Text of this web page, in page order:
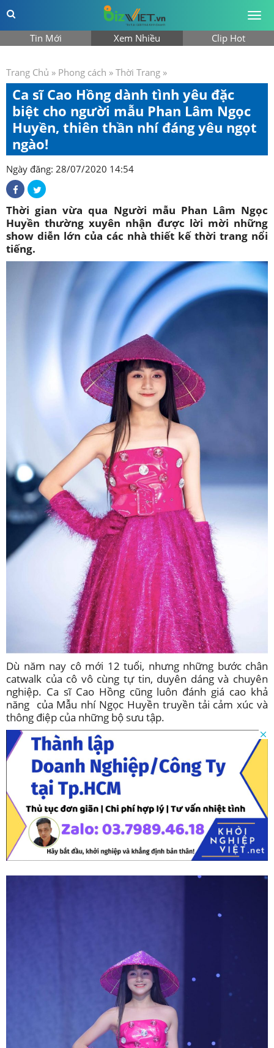
Tin Mới Xem Nhiều Clip Hot
Trang Chủ » Phong cách » Thời Trang »
Ca sĩ Cao Hồng dành tình yêu đặc
biệt cho người mẫu Phan Lâm Ngọc
Huyền, thiên thần nhí đáng yêu ngọt
ngào!
Ngày đăng: 28/07/2020 14:54
Thời gian vừa qua Người mẫu Phan Lâm Ngọc
Huyền thường xuyên nhận được lời mời những
show diễn lớn của các nhà thiết kế thời trang nổi
tiếng.
Dù năm nay cô mới 12 tuổi, nhưng những bước chân
catwalk của cô vô cùng tự tin, duyên dáng và chuyên
nghiệp. Ca sĩ Cao Hồng cũng luôn đánh giá cao khả
năng của Mẫu nhí Ngọc Huyền truyền tải cảm xúc và
thông điệp của những bộ sưu tập.